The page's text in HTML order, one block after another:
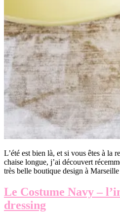
L’été est bien là, et si vous êtes à la
chaise longue, j’ai découvert
très belle boutique design à
Le Costume Navy –
dressing